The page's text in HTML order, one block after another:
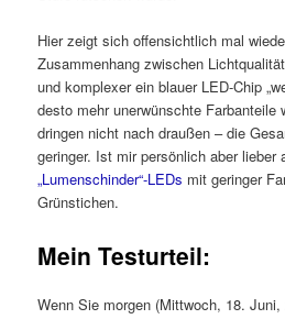
Hier zeigt sich offensichtlich mal
Zusammenhang zwischen
und komplexer ein blauer LED-Chip
desto mehr unerwünschte Farbanteile
dringen nicht nach draußen – die
geringer. Ist mir persönlich aber lieber
„Lumenschinder“-LEDs mit geringer
Grünstichen.
Mein Testurteil:
Wenn Sie morgen (Mittwoch, 18.